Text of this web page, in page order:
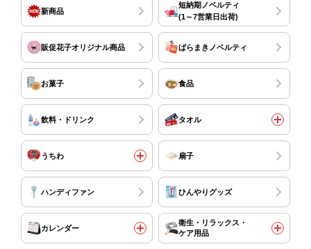
新商品
短納期ノベルティ
(1～7営業日出荷)
販促花子オリジナル商品 ばらまきノベルティ
お菓子 食品
飲料・ドリンク タオル
うちわ 扇子
ハンディファン ひんやりグッズ
カレンダー
衛生・リラックス・
ケア用品